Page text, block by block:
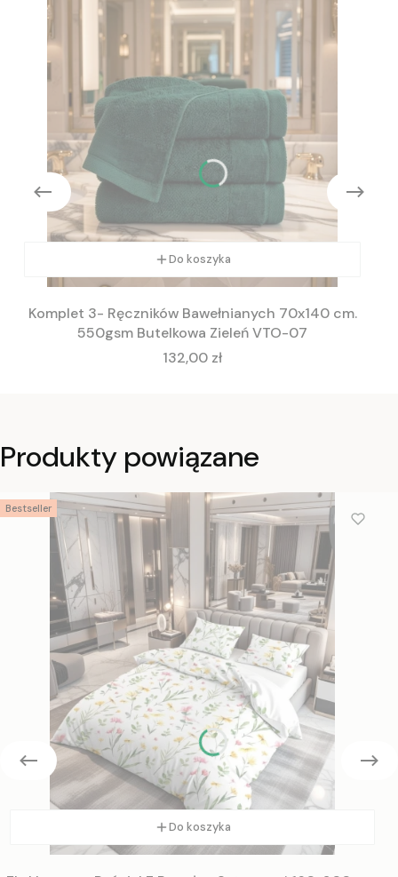
Do koszyka
Komplet 3- Ręczników Bawełnianych 70x140 cm.
550gsm Butelkowa Zieleń VTO-07
Cena
132,00 zł
Produkty powiązane
Bestseller
Do koszyka